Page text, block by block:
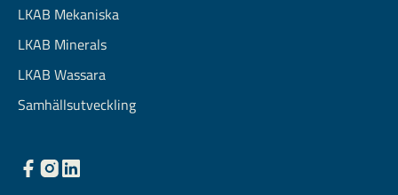
LKAB Mekaniska
LKAB Minerals
LKAB Wassara
Samhällsutveckling